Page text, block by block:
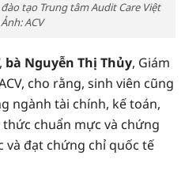
tạo Trung tâm Audit Care Việt
ACV
, bà Nguyễn Thị Thủy, Giám
cho rằng, sinh viên cũng
ngành tài chính, kế toán,
chuẩn mực và chứng
và đạt chứng chỉ quốc tế